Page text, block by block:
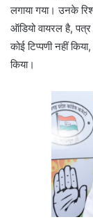
लगाया गया। उनके
ऑडियो वायरल है,
कोई टिप्पणी नहीं
किया।